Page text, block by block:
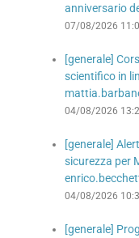
anniversario
07/08/2026
[generale]
scientifico in
04/08/2026
[generale]
sicurezza per
04/08/2026
[generale]